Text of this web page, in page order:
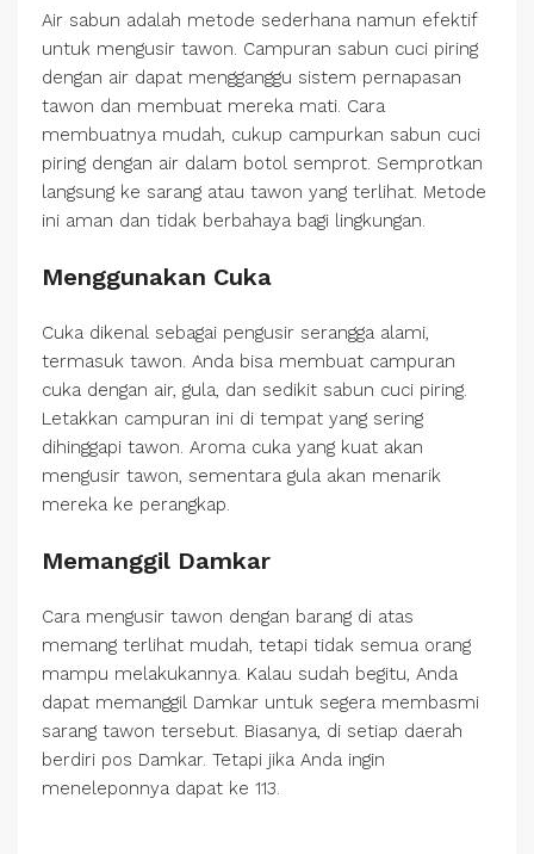
Air sabun adalah metode sederhana namun efektif
untuk mengusir tawon. Campuran sabun cuci piring
dengan air dapat mengganggu sistem pernapasan
tawon dan membuat mereka mati. Cara
membuatnya mudah, cukup campurkan sabun cuci
piring dengan air dalam botol semprot. Semprotkan
langsung ke sarang atau tawon yang terlihat. Metode
ini aman dan tidak berbahaya bagi lingkungan.
Menggunakan Cuka
Cuka dikenal sebagai pengusir serangga alami,
termasuk tawon. Anda bisa membuat campuran
cuka dengan air, gula, dan sedikit sabun cuci piring.
Letakkan campuran ini di tempat yang sering
dihinggapi tawon. Aroma cuka yang kuat akan
mengusir tawon, sementara gula akan menarik
mereka ke perangkap.
Memanggil Damkar
Cara mengusir tawon dengan barang di atas
memang terlihat mudah, tetapi tidak semua orang
mampu melakukannya. Kalau sudah begitu, Anda
dapat memanggil Damkar untuk segera membasmi
sarang tawon tersebut. Biasanya, di setiap daerah
berdiri pos Damkar. Tetapi jika Anda ingin
meneleponnya dapat ke 113.